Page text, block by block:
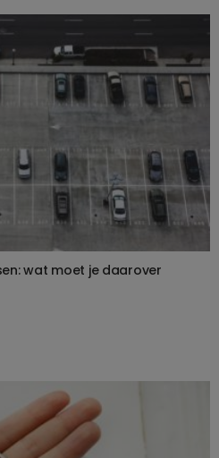
wat moet je daarover